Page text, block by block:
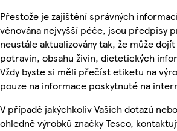
Přestože je zajištění správných
věnována nejvyšší péče, jsou předpisy
neustále aktualizovány tak, že může
potravin, obsahu živin, dietetických
Vždy byste si měli přečíst etiketu na
pouze na informace poskytnuté na
V případě jakýchkoliv Vašich dotazů
ohledně výrobků značky Tesco,